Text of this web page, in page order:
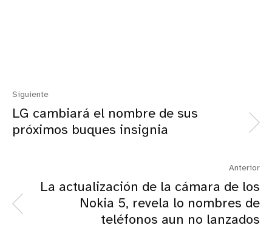
Siguiente
LG cambiará el nombre de sus
próximos buques insignia
Anterior
La actualización de la cámara de los
Nokia 5, revela lo nombres de
teléfonos aun no lanzados